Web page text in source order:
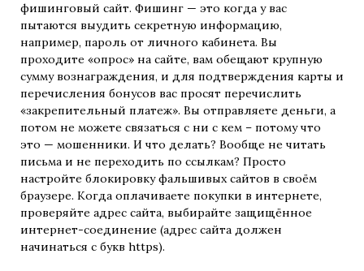
фишинговый сайт. Фишинг — это когда у вас
пытаются выудить секретную информацию,
например, пароль от личного кабинета. Вы
проходите «опрос» на сайте, вам обещают крупную
сумму вознаграждения, и для подтверждения карты и
перечисления бонусов вас просят перечислить
«закрепительный платеж». Вы отправляете деньги, а
потом не можете связаться с ни с кем – потому что
это — мошенники. И что делать? Вообще не читать
письма и не переходить по ссылкам? Просто
настройте блокировку фальшивых сайтов в своём
браузере. Когда оплачиваете покупки в интернете,
проверяйте адрес сайта, выбирайте защищённое
интернет-соединение (адрес сайта должен
начинаться с букв https).